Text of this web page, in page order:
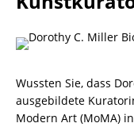
Wussten Sie, dass
ausgebildete
Modern Art (MoMA)